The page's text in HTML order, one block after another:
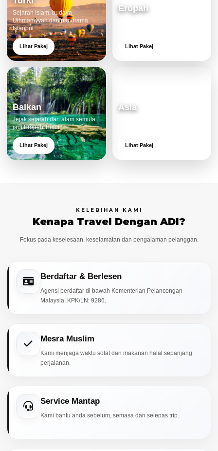
Sejarah Islam, budaya
Uthmaniyyah dan panorama
Istanbul.
Lihat Pakej
Eropah
Lihat Pakej
Balkan
Jejak sejarah dan alam semula
jadi Eropah Timur.
Lihat Pakej
Asia
Lihat Pakej
KELEBIHAN KAMI
Kenapa Travel Dengan ADI?
Fokus pada keselesaan, keselamatan dan pengalaman pelanggan.
Berdaftar & Berlesen
Agensi berdaftar di bawah Kementerian Pelancongan
Malaysia. KPK/LN: 9286.
Mesra Muslim
Kami menjaga waktu solat dan makanan halal sepanjang
perjalanan.
Service Mantap
Kami bantu anda sebelum, semasa dan selepas trip.